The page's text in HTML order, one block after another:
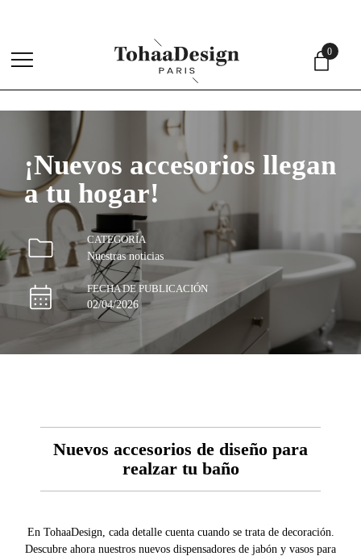
menu
0
¡Nuevos accesorios llegan
a tu hogar!
CATEGORÍA
Nuestras noticias
FECHA DE PUBLICACIÓN
02/04/2026
Nuevos accesorios de diseño para
realzar tu baño
En TohaaDesign, cada detalle cuenta cuando se trata de decoración.
Descubre ahora nuestros nuevos dispensadores de jabón y vasos para